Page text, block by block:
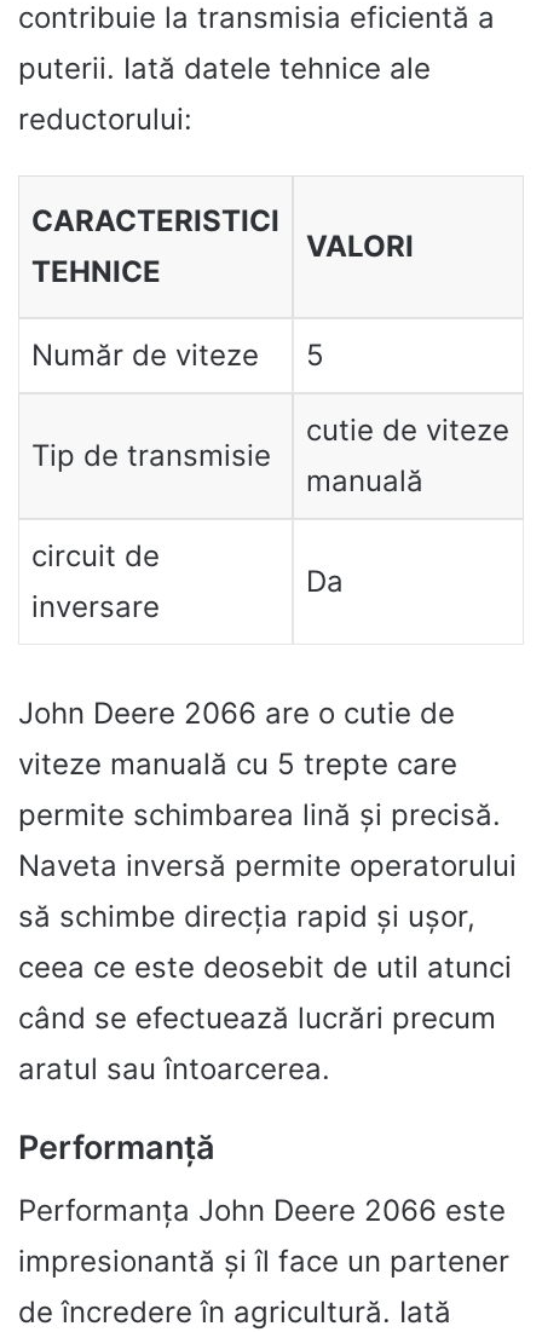
contribuie la transmisia eficientă a
puterii. Iată datele tehnice ale
reductorului:
CARACTERISTICI
TEHNICE
VALORI
Număr de viteze 5
Tip de transmisie
cutie de viteze
manuală
circuit de
inversare
Da
John Deere 2066 are o cutie de
viteze manuală cu 5 trepte care
permite schimbarea lină și precisă.
Naveta inversă permite operatorului
să schimbe direcția rapid și ușor,
ceea ce este deosebit de util atunci
când se efectuează lucrări precum
aratul sau întoarcerea.
Performanță
Performanța John Deere 2066 este
impresionantă și îl face un partener
de încredere în agricultură. Iată